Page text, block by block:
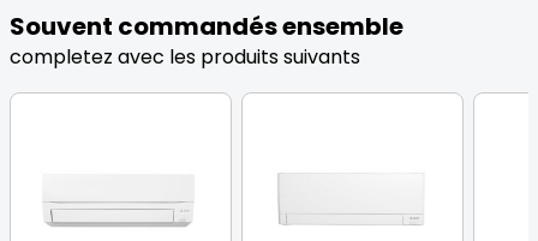
Souvent commandés ensemble
completez avec les produits suivants